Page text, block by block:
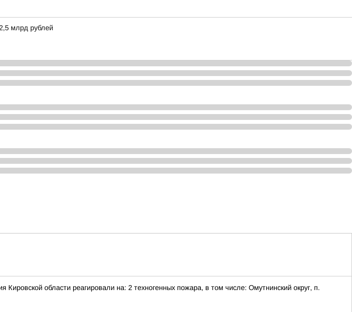
млрд рублей
области реагировали на: 2 техногенных пожара, в том числе: Омутнинский округ, п.